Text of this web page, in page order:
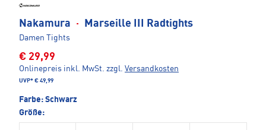
Nakamura · Marseille III Radtights
Damen Tights
€ 29,99
Onlinepreis inkl. MwSt. zzgl. Versandkosten
UVP* € 49,99
Farbe: Schwarz
Größe: